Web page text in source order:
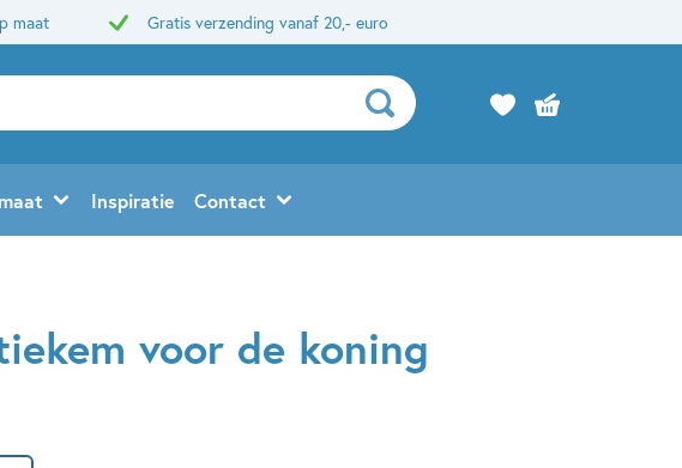
maat Gratis verzending vanaf 20,- euro
Inspiratie Contact
voor de koning